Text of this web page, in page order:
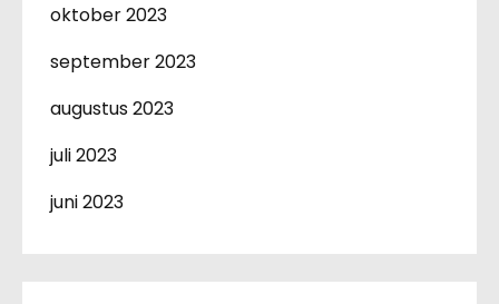
oktober 2023
september 2023
augustus 2023
juli 2023
juni 2023